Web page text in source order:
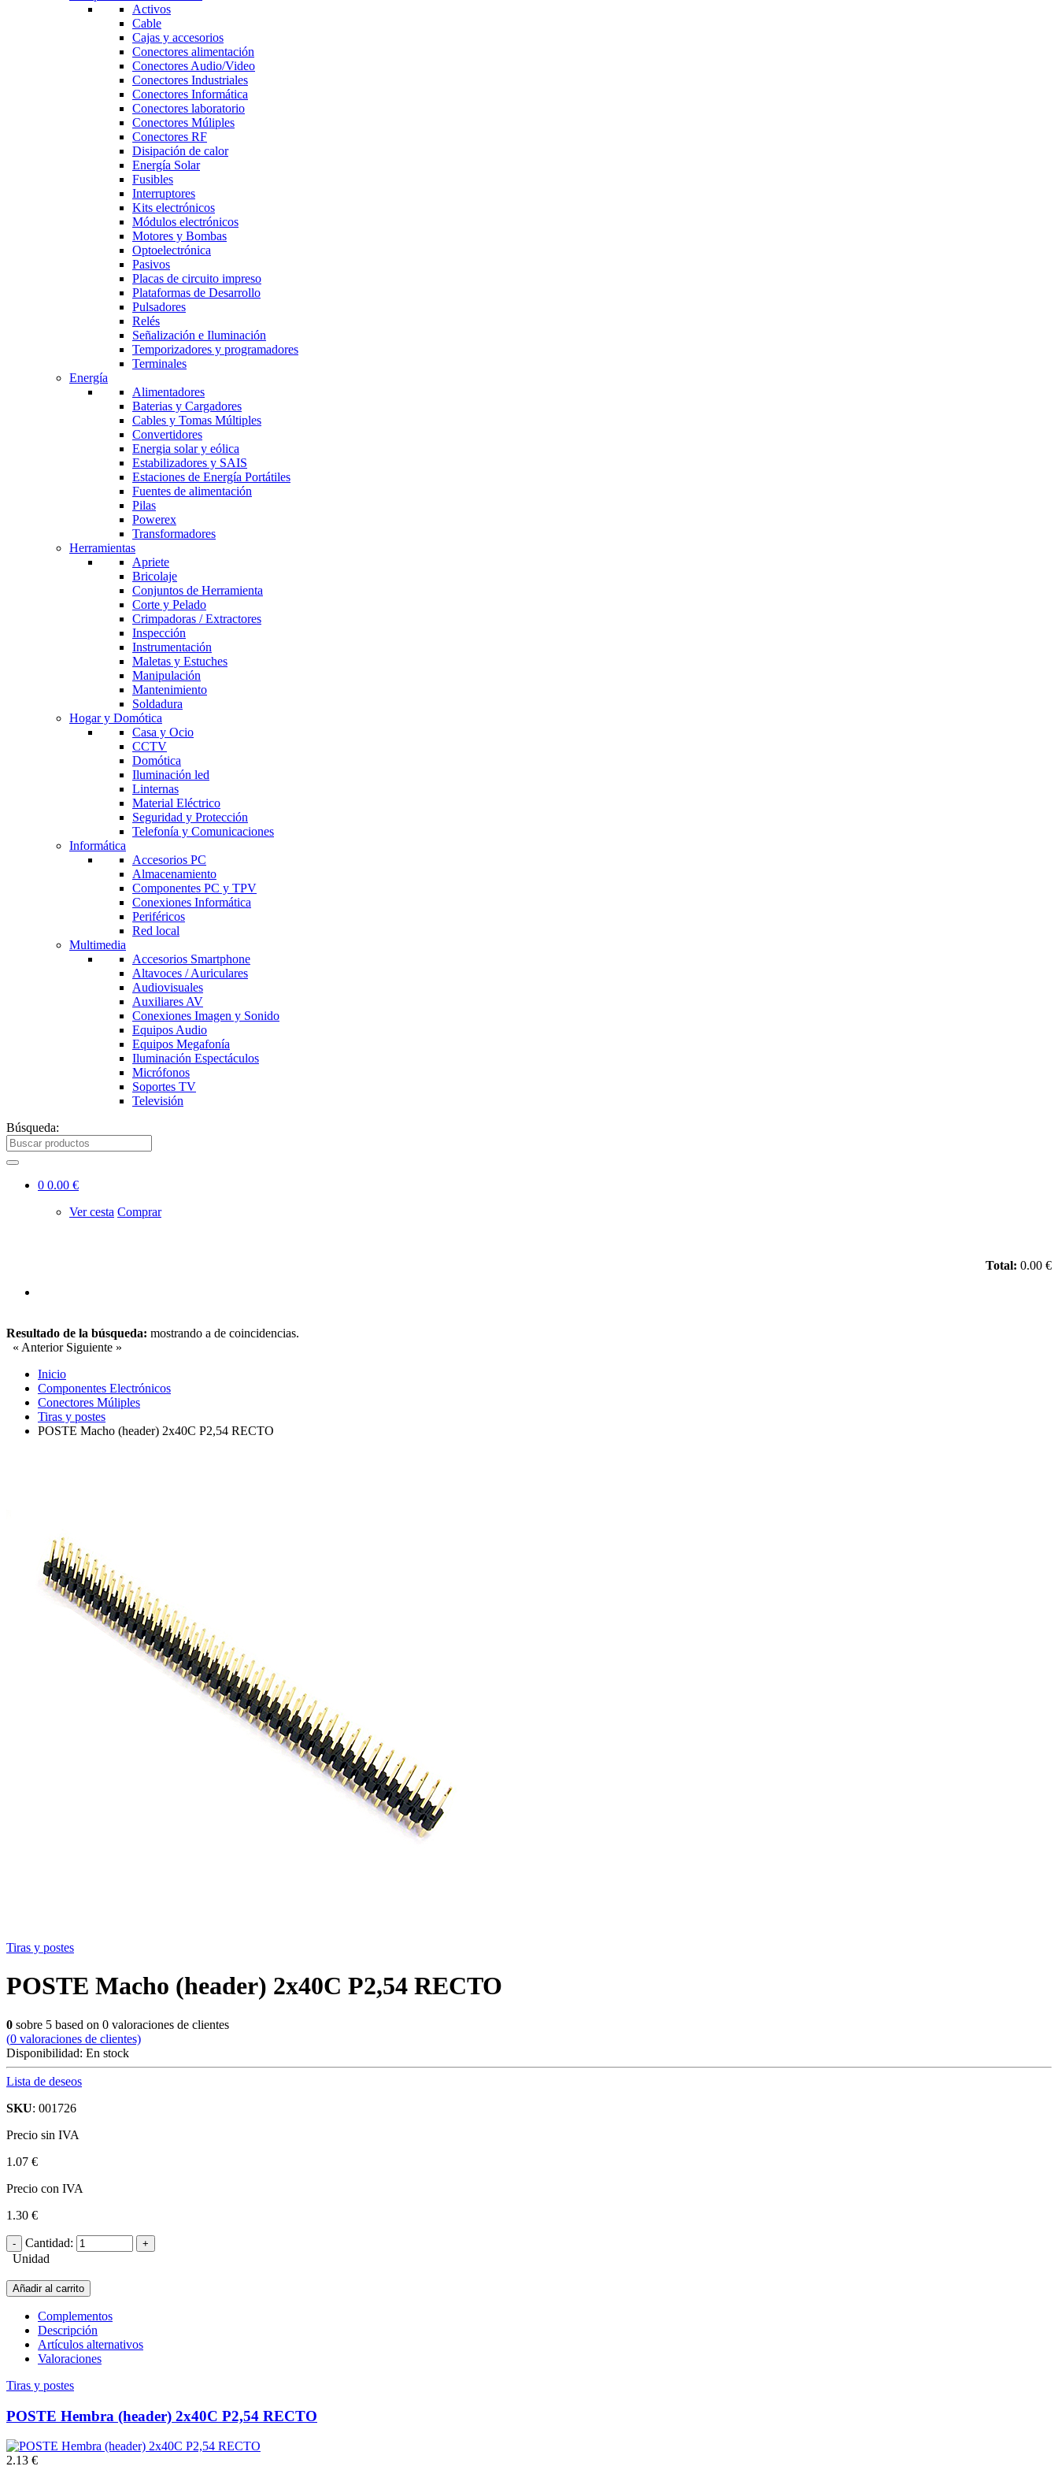
Activos
Cable
Cajas y accesorios
Conectores alimentación
Conectores Audio/Video
Conectores Industriales
Conectores Informática
Conectores laboratorio
Conectores Múliples
Conectores RF
Disipación de calor
Energía Solar
Fusibles
Interruptores
Kits electrónicos
Módulos electrónicos
Motores y Bombas
Optoelectrónica
Pasivos
Placas de circuito impreso
Plataformas de Desarrollo
Pulsadores
Relés
Señalización e Iluminación
Temporizadores y programadores
Terminales
Energía
Alimentadores
Baterias y Cargadores
Cables y Tomas Múltiples
Convertidores
Energia solar y eólica
Estabilizadores y SAIS
Estaciones de Energía Portátiles
Fuentes de alimentación
Pilas
Powerex
Transformadores
Herramientas
Apriete
Bricolaje
Conjuntos de Herramienta
Corte y Pelado
Crimpadoras / Extractores
Inspección
Instrumentación
Maletas y Estuches
Manipulación
Mantenimiento
Soldadura
Hogar y Domótica
Casa y Ocio
CCTV
Domótica
Iluminación led
Linternas
Material Eléctrico
Seguridad y Protección
Telefonía y Comunicaciones
Informática
Accesorios PC
Almacenamiento
Componentes PC y TPV
Conexiones Informática
Periféricos
Red local
Multimedia
Accesorios Smartphone
Altavoces / Auriculares
Audiovisuales
Auxiliares AV
Conexiones Imagen y Sonido
Equipos Audio
Equipos Megafonía
Iluminación Espectáculos
Micrófonos
Soportes TV
Televisión
Búsqueda:
0 0.00 €
Ver cesta Comprar
Total: 0.00 €
Resultado de la búsqueda: mostrando a de coincidencias.
« Anterior Siguiente »
Inicio
Componentes Electrónicos
Conectores Múliples
Tiras y postes
POSTE Macho (header) 2x40C P2,54 RECTO
Tiras y postes
POSTE Macho (header) 2x40C P2,54 RECTO
0 sobre 5 based on 0 valoraciones de clientes
(0 valoraciones de clientes)
Disponibilidad: En stock
Lista de deseos
SKU: 001726
Precio sin IVA
1.07 €
Precio con IVA
1.30 €
Cantidad:
Unidad
Añadir al carrito
Complementos
Descripción
Artículos alternativos
Valoraciones
Tiras y postes
POSTE Hembra (header) 2x40C P2,54 RECTO
2.13 €